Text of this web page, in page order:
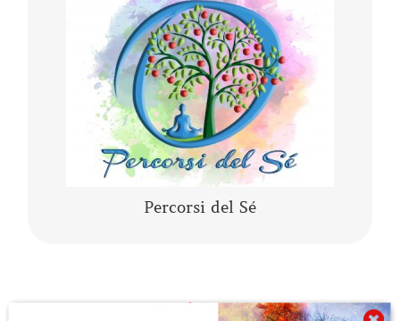
Percorsi del Sé
Lo yoga, la meditazione, la mindfulness, lo
yogaterapia, il rilassamento guidato sono
percorsi del Sé che ci conducono alla porta di
noi stessi.
CONTINUA A LEGGERE
Articoli Recenti